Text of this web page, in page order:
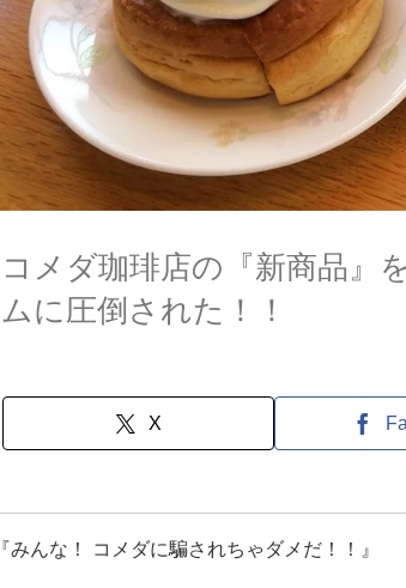
コメダ珈琲店の『新商品』
ムに圧倒された！！
X
『みんな！ コメダに騙されちゃダメだ！！』